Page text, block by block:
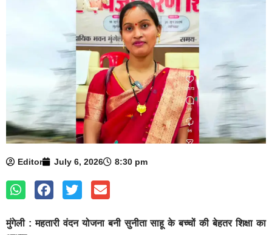
Editor July 6, 2026 8:30 pm
मुंगेली : महतारी वंदन योजना बनी सुनीता साहू के बच्चों की बेहतर शिक्षा का